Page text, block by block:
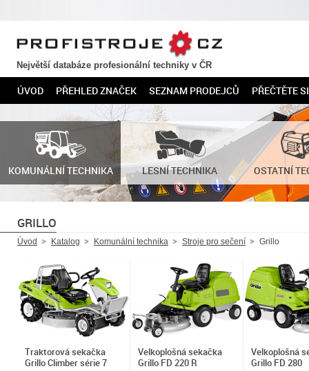
PROFISTROJE.CZ
Největší databáze profesionální techniky v ČR
ÚVOD PŘEHLED ZNAČEK SEZNAM PRODEJCŮ PŘEČTĚTE SI
KOMUNÁLNÍ TECHNIKA LESNÍ TECHNIKA OSTATNÍ
GRILLO
Úvod Katalog Komunální technika Stroje pro sečení Grillo
Traktorová sekačka
Grillo Climber série 7
Velkoplošná sekačka
Grillo FD 220 R
Velkoplošná
Grillo FD 280